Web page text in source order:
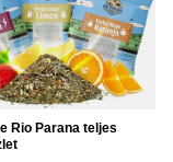
Rio Parana teljes